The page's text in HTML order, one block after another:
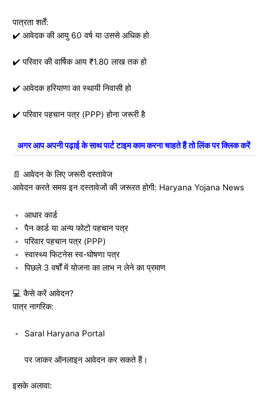
पात्रता शर्तें:
✔️ आवेदक की आयु 60 वर्ष या उससे अधिक हो
✔️ परिवार की वार्षिक आय ₹1.80 लाख तक हो
✔️ आवेदक हरियाणा का स्थायी निवासी हो
✔️ परिवार पहचान पत्र (PPP) होना जरूरी है
अगर आप अपनी पढ़ाई के साथ पार्ट टाइम काम करना चाहते हैं तो लिंक पर क्लिक करें
📄 आवेदन के लिए जरूरी दस्तावेज
आवेदन करते समय इन दस्तावेजों की जरूरत होगी: Haryana Yojana News
आधार कार्ड
पैन कार्ड या अन्य फोटो पहचान पत्र
परिवार पहचान पत्र (PPP)
स्वास्थ्य फिटनेस स्व-घोषणा पत्र
पिछले 3 वर्षों में योजना का लाभ न लेने का प्रमाण
💻 कैसे करें आवेदन?
पात्र नागरिक:
Saral Haryana Portal
पर जाकर ऑनलाइन आवेदन कर सकते हैं।
इसके अलावा: